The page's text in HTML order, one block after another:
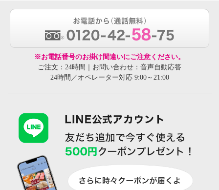
※お電話番号のお掛け間違いにご注意ください。
ご注文：24時間｜お問い合わせ：音声自動応答
24時間／オペレーター対応 9:00～21:00